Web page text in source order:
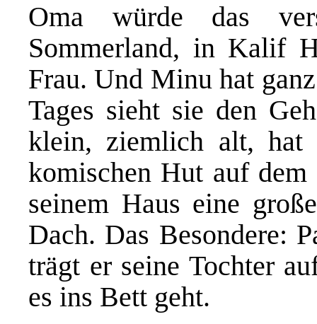
Oma würde das
Sommerland, in Kalif
Frau. Und Minu hat
Tages sieht sie den
klein, ziemlich alt, hat
komischen Hut auf
seinem Haus eine
Dach. Das Besondere:
trägt er seine Tochter
es ins Bett geht.